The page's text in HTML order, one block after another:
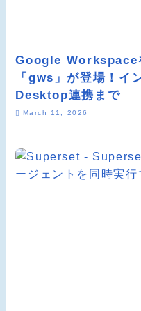
Google Workspace
「gws」が登場！イ
Desktop連携まで
March 11, 2026